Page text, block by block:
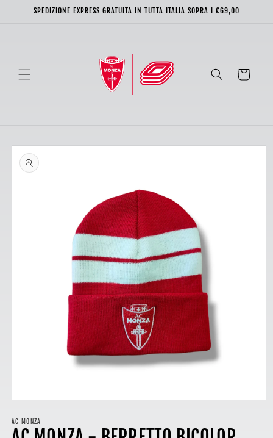
direttamente
SPEDIZIONE EXPRESS GRATUITA IN TUTTA ITALIA SOPRA I €69,00
Carrello
Passa alle
informazioni
sul prodotto
multimediali
1
AC MONZA